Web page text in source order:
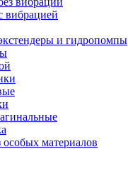
вибрацией
и гидропомпы
материалов